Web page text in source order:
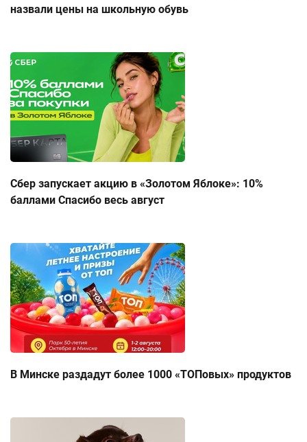
назвали цены на школьную обувь
Сбер запускает акцию в «Золотом Яблоке»: 10%
баллами Спасибо весь август
В Минске раздадут более 1000 «ТОПовых» продуктов